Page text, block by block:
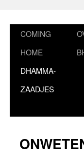
COMING
HOME
DHAMMA-
ZAADJES